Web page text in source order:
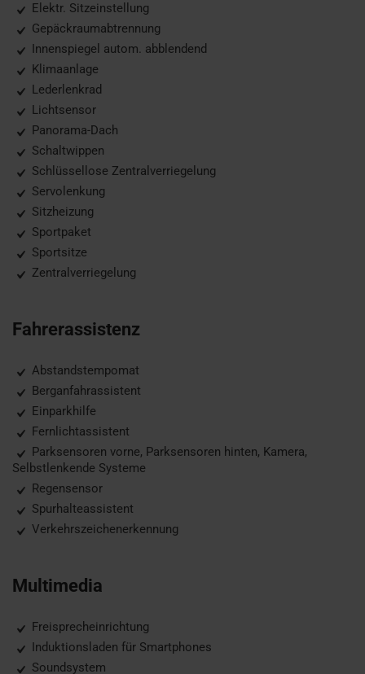
Elektr. Sitzeinstellung
Gepäckraumabtrennung
Innenspiegel autom. abblendend
Klimaanlage
Lederlenkrad
Lichtsensor
Panorama-Dach
Schaltwippen
Schlüssellose Zentralverriegelung
Servolenkung
Sitzheizung
Sportpaket
Sportsitze
Zentralverriegelung
Fahrerassistenz
Abstandstempomat
Berganfahrassistent
Einparkhilfe
Fernlichtassistent
Parksensoren vorne, Parksensoren hinten, Kamera,
Selbstlenkende Systeme
Regensensor
Spurhalteassistent
Verkehrszeichenerkennung
Multimedia
Freisprecheinrichtung
Induktionsladen für Smartphones
Soundsystem